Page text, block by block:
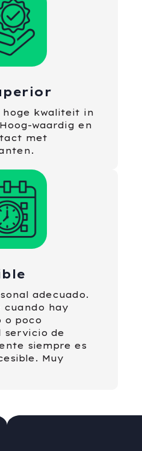
hoge kwaliteit in
waardig en
met
adecuado.
cuando hay
o poco
servicio de
siempre es
Muy